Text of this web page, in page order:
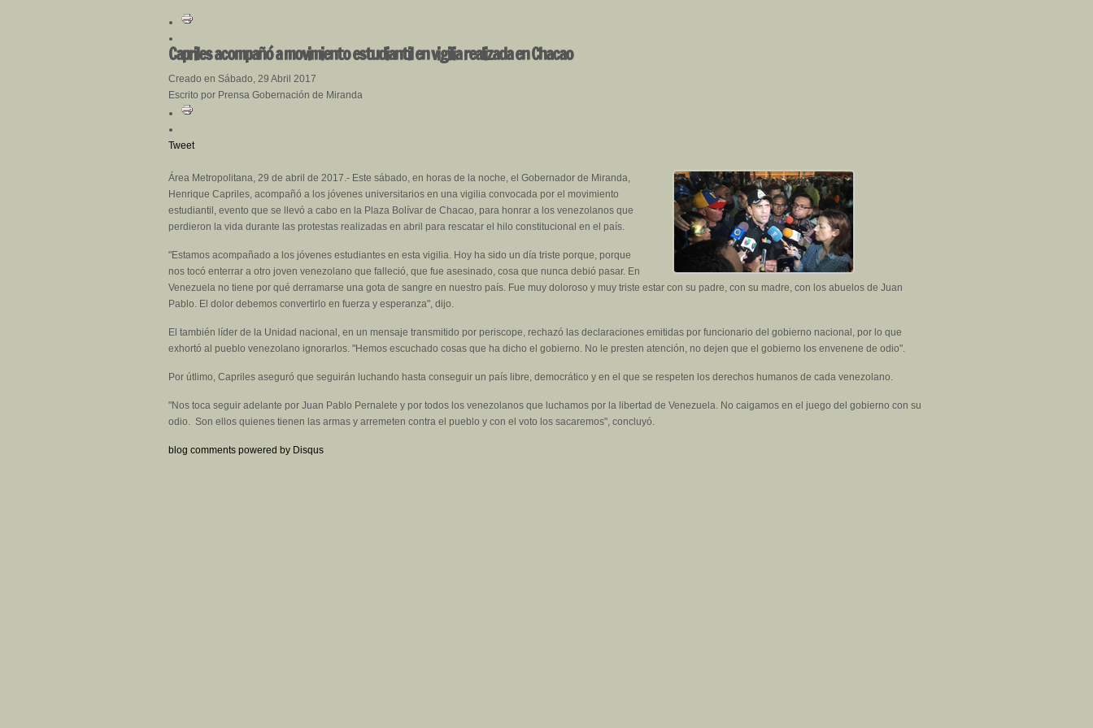
Capriles acompañó a movimiento estudiantil en vigilia realizada en Chacao
Creado en Sábado, 29 Abril 2017
Escrito por Prensa Gobernación de Miranda
Tweet
Área Metropolitana, 29 de abril de 2017.- Este sábado, en horas de la noche, el Gobernador de Miranda,
Henrique Capriles, acompañó a los jóvenes universitarios en una vigilia convocada por el movimiento
estudiantil, evento que se llevó a cabo en la Plaza Bolívar de Chacao, para honrar a los venezolanos que
perdieron la vida durante las protestas realizadas en abril para rescatar el hilo constitucional en el país.
"Estamos acompañado a los jóvenes estudiantes en esta vigilia. Hoy ha sido un día triste porque, porque
nos tocó enterrar a otro joven venezolano que falleció, que fue asesinado, cosa que nunca debió pasar. En
Venezuela no tiene por qué derramarse una gota de sangre en nuestro país. Fue muy doloroso y muy triste estar con su padre, con su madre, con los abuelos de Juan
Pablo. El dolor debemos convertirlo en fuerza y esperanza", dijo.
El también líder de la Unidad nacional, en un mensaje transmitido por periscope, rechazó las declaraciones emitidas por funcionario del gobierno nacional, por lo que
exhortó al pueblo venezolano ignorarlos. "Hemos escuchado cosas que ha dicho el gobierno. No le presten atención, no dejen que el gobierno los envenene de odio".
Por útlimo, Capriles aseguró que seguirán luchando hasta conseguir un país libre, democrático y en el que se respeten los derechos humanos de cada venezolano.
"Nos toca seguir adelante por Juan Pablo Pernalete y por todos los venezolanos que luchamos por la libertad de Venezuela. No caigamos en el juego del gobierno con su
odio. Son ellos quienes tienen las armas y arremeten contra el pueblo y con el voto los sacaremos", concluyó.
blog comments powered by Disqus